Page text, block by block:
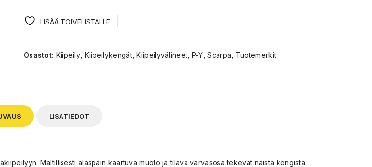
LISÄÄ TOIVELISTALLE
Osastot: Kiipeily Kiipeilykengät,Kiipeilyvälineet P-Y ,Scarpa Tuotemerkit
LISÄTIEDOT
Maltillisesti alaspäin kaartuva muoto ja tilava varvasosa tekevät näistä kengistä